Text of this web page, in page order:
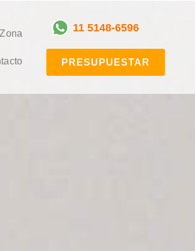
11 5148-6596
PRESUPUESTAR